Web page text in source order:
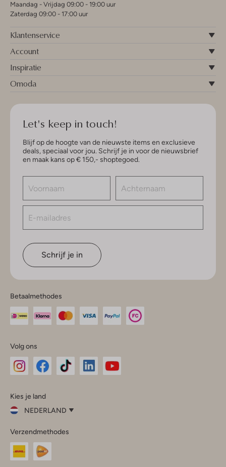
Maandag - Vrijdag 09:00 - 19:00 uur
Zaterdag 09:00 - 17:00 uur
Klantenservice
Account
Inspiratie
Omoda
Let's keep in touch!
Blijf op de hoogte van de nieuwste items en exclusieve
deals, speciaal voor jou. Schrijf je in voor de nieuwsbrief
en maak kans op € 150,- shoptegoed.
Schrijf je in
Betaalmethodes
Volg ons
InstagramFacebook
Kies je land
NEDERLAND
je
land
Nederland
Verzendmethodes